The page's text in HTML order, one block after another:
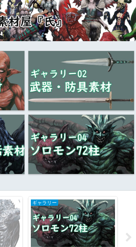
ギャラリー